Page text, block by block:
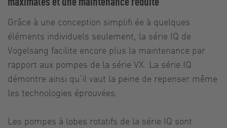
Grâce à une conception simplifi ée à quelques
éléments individuels seulement, la série IQ de
Vogelsang facilite encore plus la maintenance par
rapport aux pompes de la série VX. La série IQ
démontre ainsi qu‘il vaut la peine de repenser même
les technologies éprouvées.
Les pompes à lobes rotatifs de la série IQ sont